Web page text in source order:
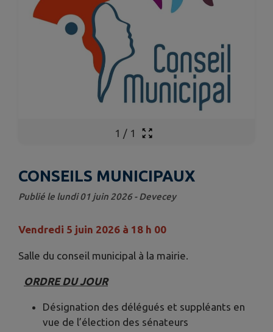
1 / 1
CONSEILS MUNICIPAUX
Publié le lundi 01 juin 2026 - Devecey
Vendredi 5 juin 2026 à 18 h 00
Salle du conseil municipal à la mairie.
ORDRE DU JOUR
Désignation des délégués et suppléants en
vue de l’élection des sénateurs